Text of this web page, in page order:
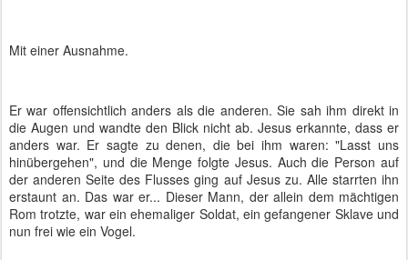
Mit einer Ausnahme.
Er war offensichtlich anders als die anderen. Sie sah ihm direkt in
die Augen und wandte den Blick nicht ab. Jesus erkannte, dass er
anders war. Er sagte zu denen, die bei ihm waren: "Lasst uns
hinübergehen", und die Menge folgte Jesus. Auch die Person auf
der anderen Seite des Flusses ging auf Jesus zu. Alle starrten ihn
erstaunt an. Das war er... Dieser Mann, der allein dem mächtigen
Rom trotzte, war ein ehemaliger Soldat, ein gefangener Sklave und
nun frei wie ein Vogel.